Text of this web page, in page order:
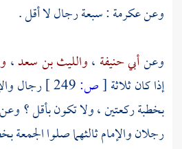
وعنعكرمة: سبعة رجال لا أقل .
وعنأبي حنيفة ،والليث بن سعد،
إذا كان ثلاثة[ص:
رجال
بخطبة ركعتين ، ولا تكون بأقل ؟ وعن
رجلان والإمام ثالثهما صلوا الجمعة